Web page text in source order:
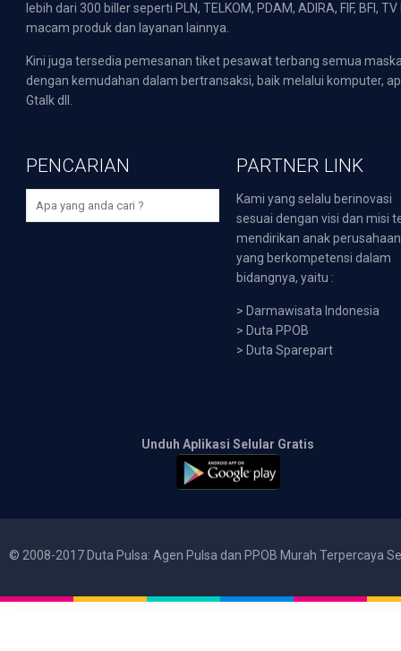
lebih dari 300 biller seperti PLN, TELKOM, PDAM, ADIRA, FIF,
macam produk dan layanan lainnya.
Kini juga tersedia pemesanan tiket pesawat terbang semua
dengan kemudahan dalam bertransaksi, baik melalui komputer,
Gtalk dll.
PENCARIAN PARTNER LINK
Kami yang selalu berinovasi
sesuai dengan visi dan misi
mendirikan anak perusahaan
yang berkompetensi dalam
bidangnya, yaitu :
> Darmawisata Indonesia
> Duta PPOB
> Duta Sparepart
Unduh Aplikasi Selular Gratis
© 2008-2017 Duta Pulsa: Agen Pulsa dan PPOB Murah Terpercaya